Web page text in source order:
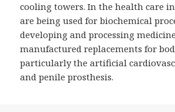
cooling towers. In the health care
are being used for biochemical
developing and processing
manufactured replacements for
particularly the artificial
and penile prosthesis.